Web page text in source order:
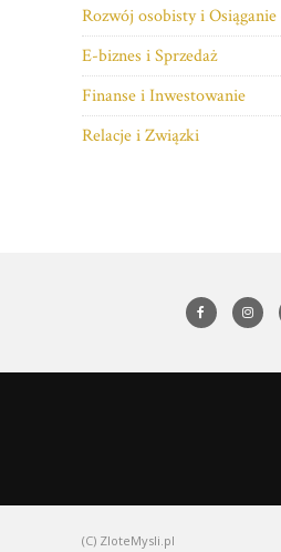
Rozwój osobisty i
E-biznes i Sprzedaż
Finanse i Inwestowanie
Relacje i Związki
(C) ZloteMysli.pl